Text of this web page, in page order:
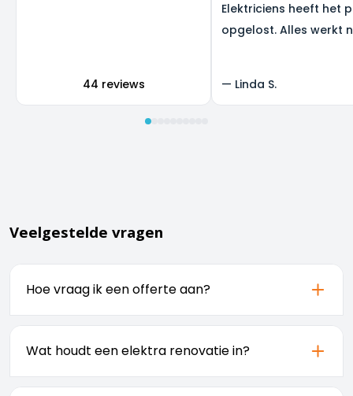
44 reviews
Elektriciens heeft het
opgelost. Alles werkt
— Linda S.
Veelgestelde vragen
Hoe vraag ik een offerte aan?
U kunt eenvoudig een offerte aanvragen via
onze
offertepagina. Vul het formulier in en
prijsopgave.
Wat houdt een elektra renovatie in?
Een elektra renovatie omvat het vervangen of